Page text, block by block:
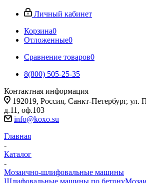
Личный кабинет
Корзина0
Отложенные0
Сравнение товаров0
8(800) 505-25-35
Контактная информация
192019, Россия, Санкт-Петербург, ул.
д.11, оф.103
info@koxo.su
Главная
-
Каталог
-
Мозаично-шлифовальные машины
Шлифовальные машины по бетону